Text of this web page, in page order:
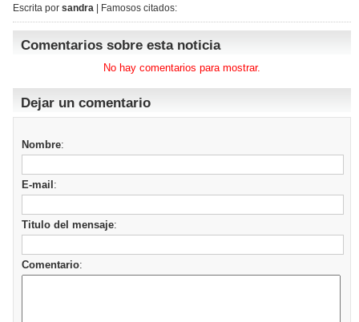
Escrita por sandra | Famosos citados:
Comentarios sobre esta noticia
No hay comentarios para mostrar.
Dejar un comentario
Nombre:
E-mail :
Titulo del mensaje:
Comentario: